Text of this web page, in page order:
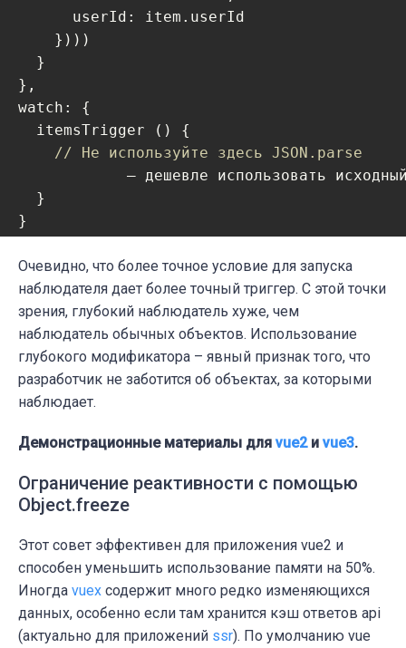
userId : item.userId
    })))
  }
watch : {
  itemsTrigger () {
// Не используйте здесь JSON.parse
– дешевле использовать
  }
}
Очевидно, что более точное условие для запуска
наблюдателя дает более точный триггер. С этой точки
зрения, глубокий наблюдатель хуже, чем
наблюдатель обычных объектов. Использование
глубокого модификатора – явный признак того, что
разработчик не заботится об объектах, за которыми
наблюдает.
Демонстрационные материалы для vue2и vue3.
Ограничение реактивности с помощью
Object.freeze
Этот совет эффективен для приложения vue2 и
способен уменьшить использование памяти на 50%.
Иногда vuex содержит много редко изменяющихся
данных, особенно если там хранится кэш ответов api
(актуально для приложений ssr). По умолчанию vue